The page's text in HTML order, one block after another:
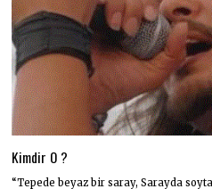
Kimdir O ?
“Tepede beyaz bir saray, Sarayda